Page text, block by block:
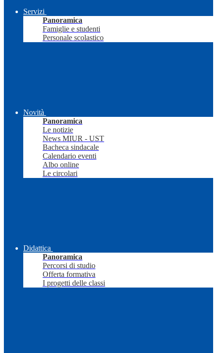
Servizi
Panoramica
Famiglie e studenti
Personale scolastico
Novità
Panoramica
Le notizie
News MIUR - UST
Bacheca sindacale
Calendario eventi
Albo online
Le circolari
Didattica
Panoramica
Percorsi di studio
Offerta formativa
I progetti delle classi